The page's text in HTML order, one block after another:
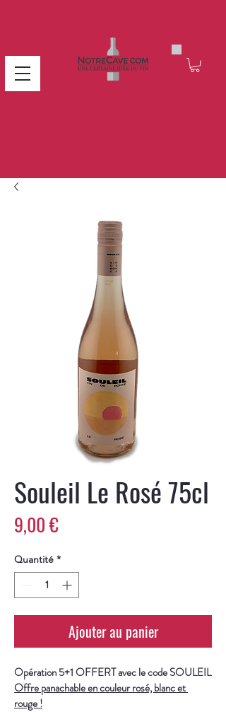
Souleil Le Rosé 75cl
9,00 €Prix
Quantité *
Ajouter au panier
Opération 5+1 OFFERT avec le code SOULEIL
Offre panachable en couleur rosé, blanc et
rouge !